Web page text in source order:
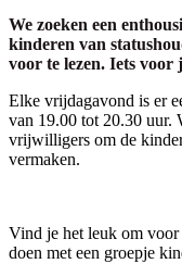
We zoeken een
kinderen van
voor te lezen. Iets voor
Elke vrijdagavond is er
van 19.00 tot 20.30 uur.
vrijwilligers om de
vermaken.
Vind je het leuk om voor
doen met een groepje